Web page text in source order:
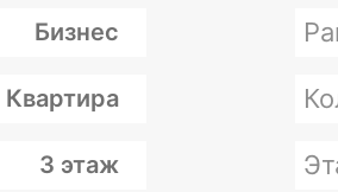
Бизнес
Квартира
3 этаж